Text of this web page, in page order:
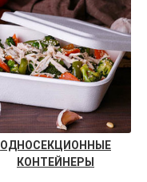
ОДНОСЕКЦИОННЫЕ
КОНТЕЙНЕРЫ